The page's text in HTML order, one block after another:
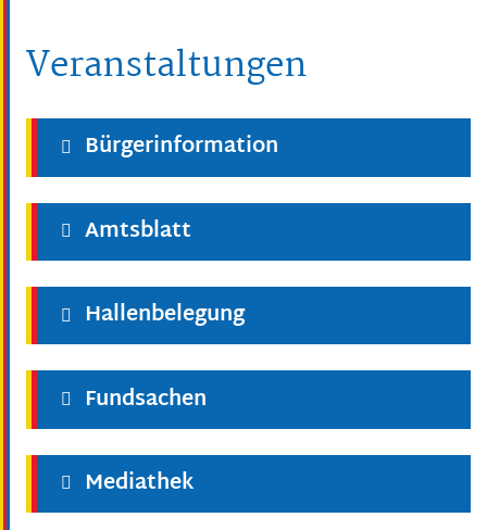
Veranstaltungen
Bürgerinformation
Amtsblatt
Hallenbelegung
Fundsachen
Mediathek